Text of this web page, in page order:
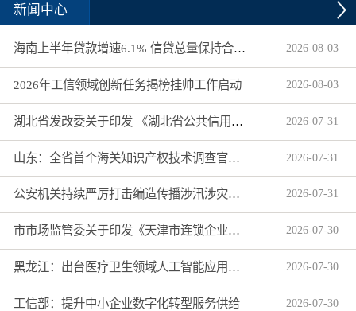
新闻中心
海南上半年贷款增速6.1% 信贷总量保持合理平稳增长 2026-08-03
2026年工信领域创新任务揭榜挂帅工作启动 2026-08-03
湖北省发改委关于印发 《湖北省公共信用信息目录（2026年版）》的通知 2026-07-31
山东：全省首个海关知识产权技术调查官制度落地济南自贸片区 2026-07-31
公安机关持续严厉打击编造传播涉汛涉灾网络谣言 2026-07-31
市市场监管委关于印发《天津市连锁企业食品经营许可“先证后核”信用承诺审批实施办法》的通知 2026-07-30
黑龙江：出台医疗卫生领域人工智能应用工作实施方案 2026-07-30
工信部：提升中小企业数字化转型服务供给 2026-07-30